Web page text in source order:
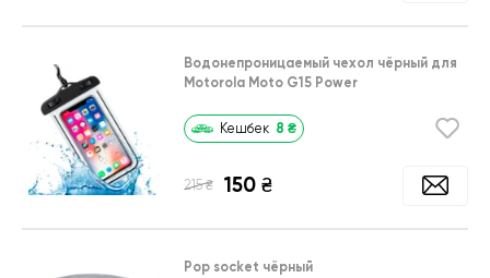
Водонепроницаемый чехол чёрный для
Motorola Moto G15 Power
Кешбек 8 ₴
215 ₴ 150 ₴
Pop socket чёрный